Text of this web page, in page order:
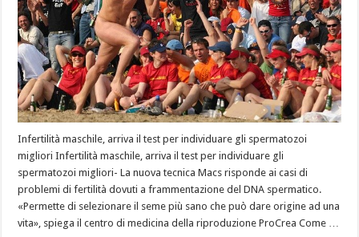
Infertilità maschile, arriva il test per individuare gli spermatozoi
migliori Infertilità maschile, arriva il test per individuare gli
spermatozoi migliori- La nuova tecnica Macs risponde ai casi di
problemi di fertilità dovuti a frammentazione del DNA spermatico.
«Permette di selezionare il seme più sano che può dare origine ad una
vita», spiega il centro di medicina della riproduzione ProCrea Come …